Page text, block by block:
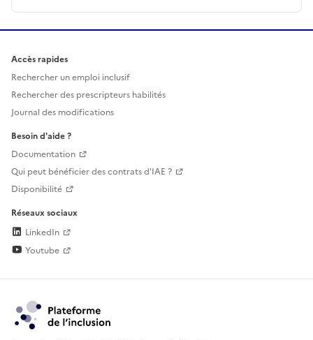
Accès rapides
Rechercher un emploi inclusif
Rechercher des prescripteurs habilités
Journal des modifications
Besoin d'aide ?
Documentation
Qui peut bénéficier des contrats d'IAE ?
Disponibilité
Réseaux sociaux
LinkedIn
Youtube